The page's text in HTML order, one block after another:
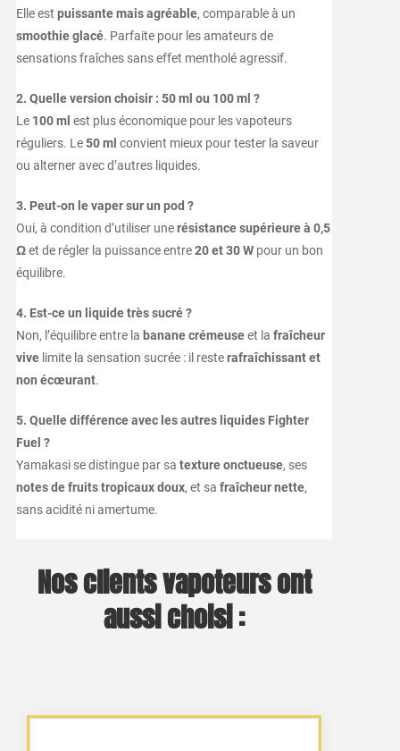
Elle est puissante mais agréable, comparable à un
smoothie glacé. Parfaite pour les amateurs de
sensations fraîches sans effet mentholé agressif.
2. Quelle version choisir : 50 ml ou 100 ml ?
Le 100 ml est plus économique pour les vapoteurs
réguliers. Le50 ml convient mieux pour tester la saveur
ou alterner avec d’autres liquides.
3. Peut-on le vaper sur un pod ?
Oui, à condition d’utiliser unerésistance supérieure à 0,5
Ωet de régler la puissance entre20 et 30 Wpour un bon
équilibre.
4. Est-ce un liquide très sucré ?
Non, l’équilibre entre la banane crémeuseet la fraîcheur
vivelimite la sensation sucrée : il resterafraîchissant et
non écœurant.
5. Quelle différence avec les autres liquides Fighter
Fuel ?
Yamakasi se distingue par sa texture onctueuse, ses
notes de fruits tropicaux doux, et sa fraîcheur nette,
sans acidité ni amertume.
Nos clients vapoteurs ont
aussi choisi :